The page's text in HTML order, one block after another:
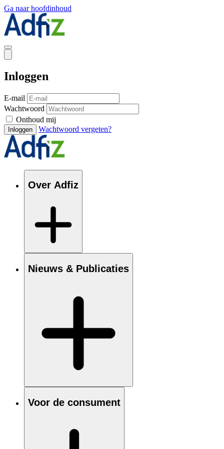
Ga naar hoofdinhoud
Inloggen
E-mail
Wachtwoord
Onthoud mij
Inloggen Wachtwoord vergeten?
Over Adfiz
Nieuws & Publicaties
Voor de consument